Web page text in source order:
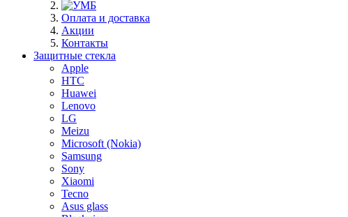
Оплата и доставка
Акции
Контакты
Защитные стекла
Apple
HTC
Huawei
Lenovo
LG
Meizu
Microsoft (Nokia)
Samsung
Sony
Xiaomi
Tecno
Asus glass